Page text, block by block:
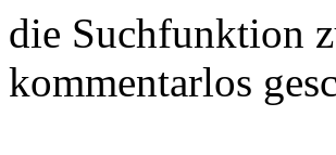
die Suchfunktion
kommentarlos